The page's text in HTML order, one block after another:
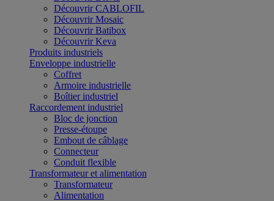
Découvrir CABLOFIL
Découvrir Mosaic
Découvrir Batibox
Découvrir Keva
Produits industriels
Enveloppe industrielle
Coffret
Armoire industrielle
Boîtier industriel
Raccordement industriel
Bloc de jonction
Presse-étoupe
Embout de câblage
Connecteur
Conduit flexible
Transformateur et alimentation
Transformateur
Alimentation